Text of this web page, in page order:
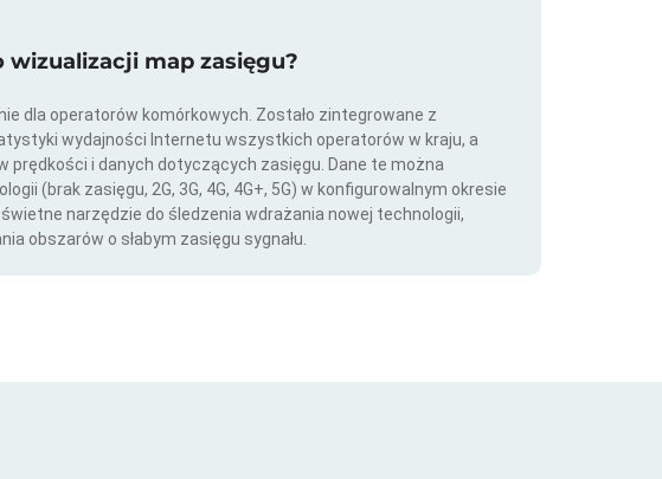
wizualizacji map zasięgu?
dla operatorów komórkowych. Zostało zintegrowane z
wydajności Internetu wszystkich operatorów w kraju, a
i danych dotyczących zasięgu. Dane te można
(brak zasięgu, 2G, 3G, 4G, 4G+, 5G) w konfigurowalnym okresie
narzędzie do śledzenia wdrażania nowej technologii,
obszarów o słabym zasięgu sygnału.